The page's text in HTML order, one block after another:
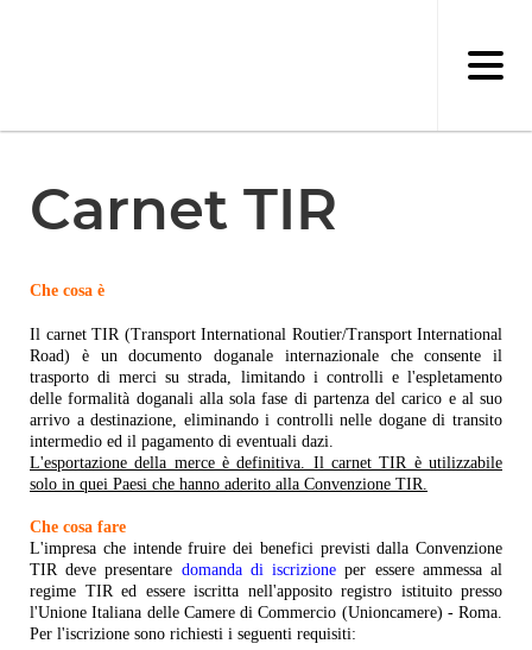
Carnet TIR
Che cosa è
Il carnet TIR (Transport International Routier/Transport International
Road) è un documento doganale internazionale che consente il
trasporto di merci su strada, limitando i controlli e l'espletamento
delle formalità doganali alla sola fase di partenza del carico e al suo
arrivo a destinazione, eliminando i controlli nelle dogane di transito
intermedio ed il pagamento di eventuali dazi.
L'esportazione della merce è definitiva. Il carnet TIR è utilizzabile
solo in quei Paesi che hanno aderito alla Convenzione TIR.
Che cosa fare
L'impresa che intende fruire dei benefici previsti dalla Convenzione
TIR deve presentare domanda di iscrizione per essere ammessa al
regime TIR ed essere iscritta nell'apposito registro istituito presso
l'Unione Italiana delle Camere di Commercio (Unioncamere) - Roma.
Per l'iscrizione sono richiesti i seguenti requisiti: